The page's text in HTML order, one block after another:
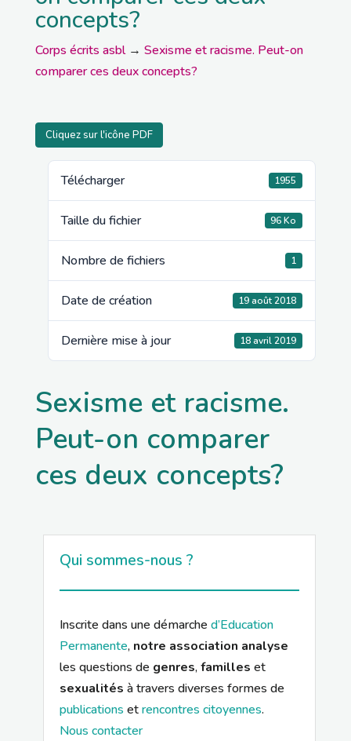
concepts?
Corps écrits asbl→ Sexisme et racisme. Peut-on
comparer ces deux concepts?
Cliquez sur l'icône PDF
Télécharger 1955
Taille du fichier 96 Ko
Nombre de fichiers 1
Date de création 19 août 2018
Dernière mise à jour 18 avril 2019
Sexisme et racisme.
Peut-on comparer
ces deux concepts?
Qui sommes-nous ?
Inscrite dans une démarche d’Education
Permanente, notre association analyse
les questions de genres,familles et
sexualités à travers diverses formes de
publications etrencontres citoyennes.
Nous contacter